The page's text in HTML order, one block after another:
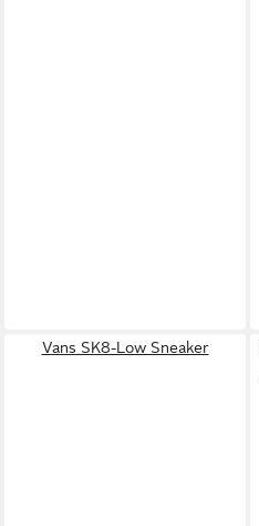
Vans SK8-Low Sneaker